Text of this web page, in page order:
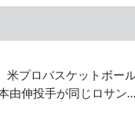
米プロバスケットボー
由伸投手が同じロサン